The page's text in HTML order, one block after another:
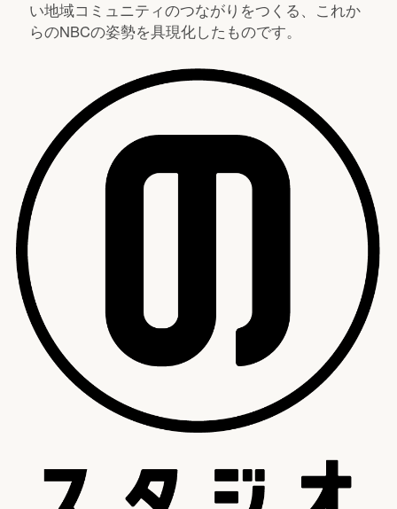
い地域コミュニティのつながりをつくる、これか
らのNBCの姿勢を具現化したものです。